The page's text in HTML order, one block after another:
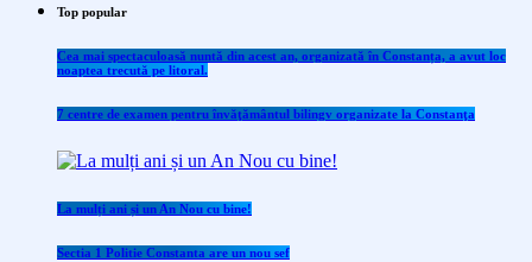
Top popular
Cea mai spectaculoasă nuntă din acest an, organizată în Constanța, a avut loc
noaptea trecută pe litoral.
7 centre de examen pentru învăţământul bilingv organizate la Constanţa
La mulți ani și un An Nou cu bine!
Sectia 1 Politie Constanta are un nou sef